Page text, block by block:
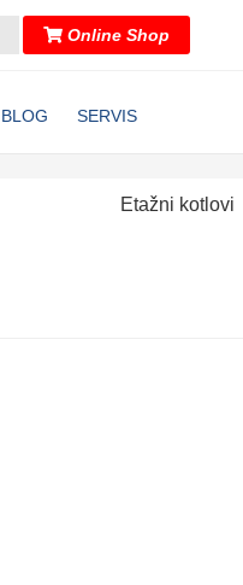
Online Shop
BLOG SERVIS
Etažni kotlovi